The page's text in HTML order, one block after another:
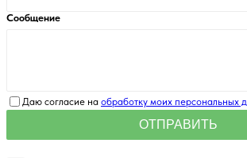
Сообщение
Даю согласие на обработку моих персональных